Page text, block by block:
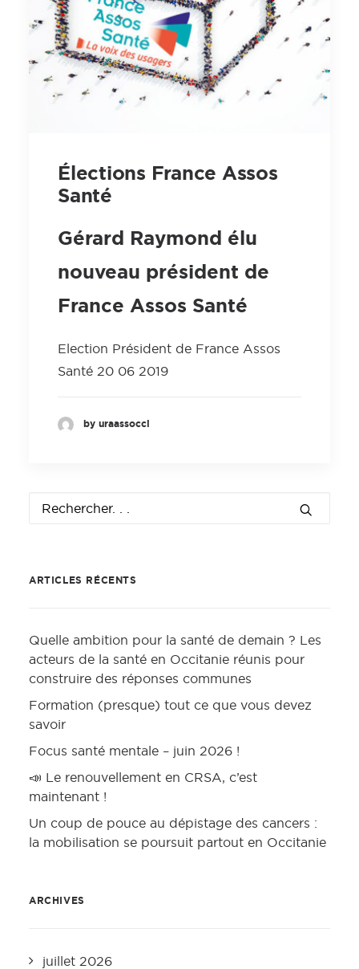
Élections France Assos
Santé
Gérard Raymond élu
nouveau président de
France Assos Santé
Election Président de France Assos
Santé 20 06 2019
by uraassocci
ARTICLES RÉCENTS
Quelle ambition pour la santé de demain ? Les
acteurs de la santé en Occitanie réunis pour
construire des réponses communes
Formation (presque) tout ce que vous devez
savoir
Focus santé mentale – juin 2026 !
📣 Le renouvellement en CRSA, c’est
maintenant !
Un coup de pouce au dépistage des cancers :
la mobilisation se poursuit partout en Occitanie
ARCHIVES
juillet 2026